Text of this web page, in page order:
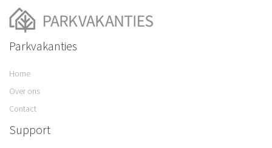
Parkvakanties
Home
Over ons
Contact
Support